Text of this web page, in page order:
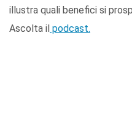
illustra quali benefici si
Ascolta il podcast.